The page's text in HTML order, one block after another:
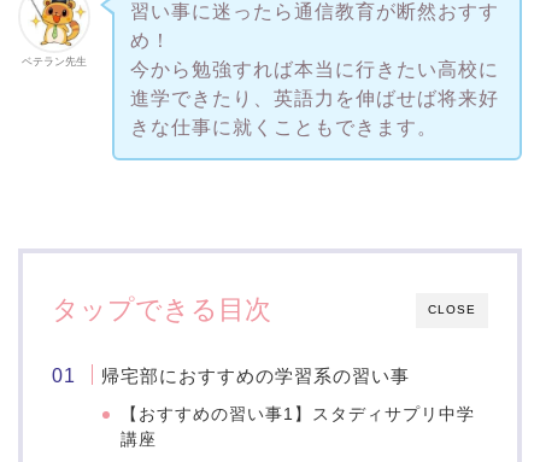
ベテラン先生
習い事に迷ったら通信教育が断然おすす
め！
今から勉強すれば本当に行きたい高校に
進学できたり、英語力を伸ばせば将来好
きな仕事に就くこともできます。
CLOSE
タップできる目次
帰宅部におすすめの学習系の習い事
【おすすめの習い事1】スタディサプリ中学
講座